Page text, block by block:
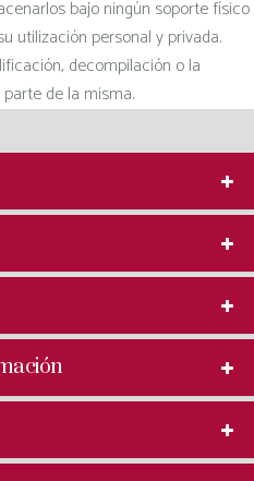
bajo ningún soporte físico
utilización personal y privada.
decompilación o la
de la misma.